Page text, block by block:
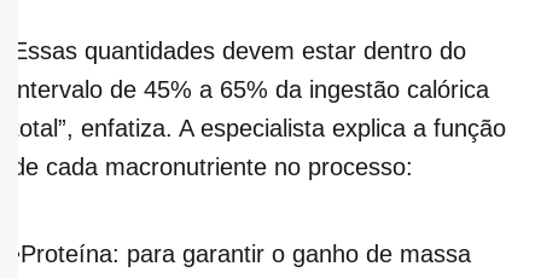
Essas quantidades devem estar dentro do
intervalo de 45% a 65% da ingestão calórica
total”, enfatiza. A especialista explica a função
de cada macronutriente no processo:
•Proteína: para garantir o ganho de massa